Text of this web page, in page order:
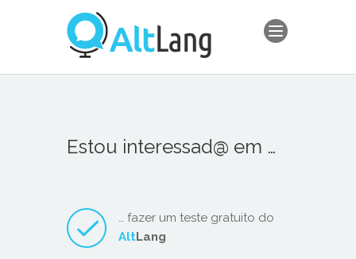
Estou interessad@ em …
… fazer um teste gratuito do
AltLang